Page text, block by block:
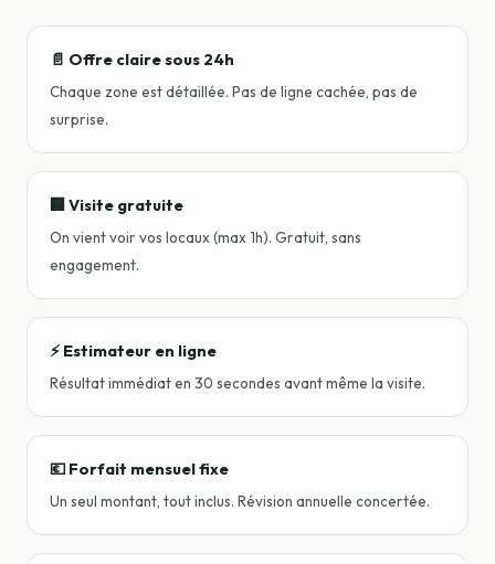
📄 Offre claire sous 24h
Chaque zone est détaillée. Pas de ligne cachée, pas de
surprise.
🏢 Visite gratuite
On vient voir vos locaux (max 1h). Gratuit, sans
engagement.
⚡ Estimateur en ligne
Résultat immédiat en 30 secondes avant même la visite.
💶 Forfait mensuel fixe
Un seul montant, tout inclus. Révision annuelle concertée.